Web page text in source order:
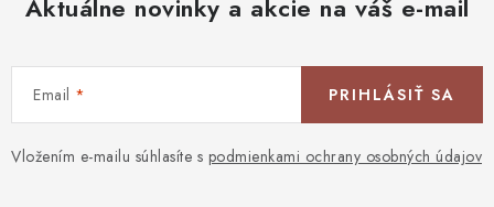
Aktuálne novinky a akcie na váš e-mail
Email
Vložením e-mailu súhlasíte s podmienkami ochrany osobných údajov
PRIHLÁSIŤ SA